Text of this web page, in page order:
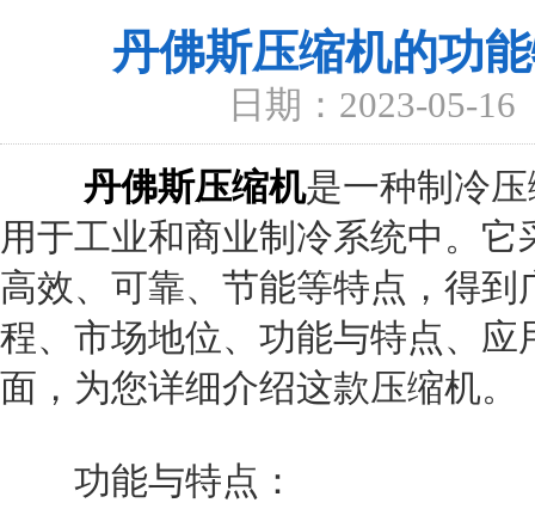
丹佛斯压缩机的功
日期：2023-05-16
丹佛斯压缩机是一种制冷
用于工业和商业制冷系统中。
高效、可靠、节能等特点，得
程、市场地位、功能与特点、
面，为您详细介绍这款压缩机。
功能与特点：